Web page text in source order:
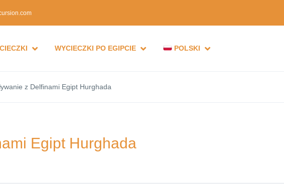
WYCIECZKI PO EGIPCIE POLSKI
z Delfinami Egipt Hurghada
Egipt Hurghada